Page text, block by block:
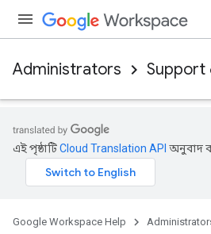
Administrators Support
এই পৃষ্ঠাটিCloud Translation API অনুবাদ
Google Workspace Help